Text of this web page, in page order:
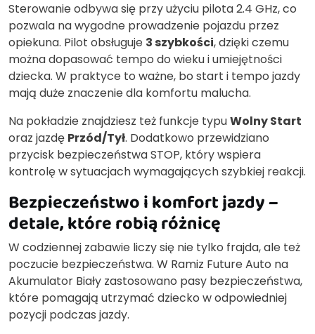
Sterowanie odbywa się przy użyciu pilota 2.4 GHz, co
pozwala na wygodne prowadzenie pojazdu przez
opiekuna. Pilot obsługuje 3 szybkości, dzięki czemu
można dopasować tempo do wieku i umiejętności
dziecka. W praktyce to ważne, bo start i tempo jazdy
mają duże znaczenie dla komfortu malucha.
Na pokładzie znajdziesz też funkcje typuWolny Start
oraz jazdę Przód/Tył. Dodatkowo przewidziano
przycisk bezpieczeństwa STOP, który wspiera
kontrolę w sytuacjach wymagających szybkiej reakcji.
Bezpieczeństwo i komfort jazdy –
detale, które robią różnicę
W codziennej zabawie liczy się nie tylko frajda, ale też
poczucie bezpieczeństwa. W Ramiz Future Auto na
Akumulator Biały zastosowano pasy bezpieczeństwa,
które pomagają utrzymać dziecko w odpowiedniej
pozycji podczas jazdy.